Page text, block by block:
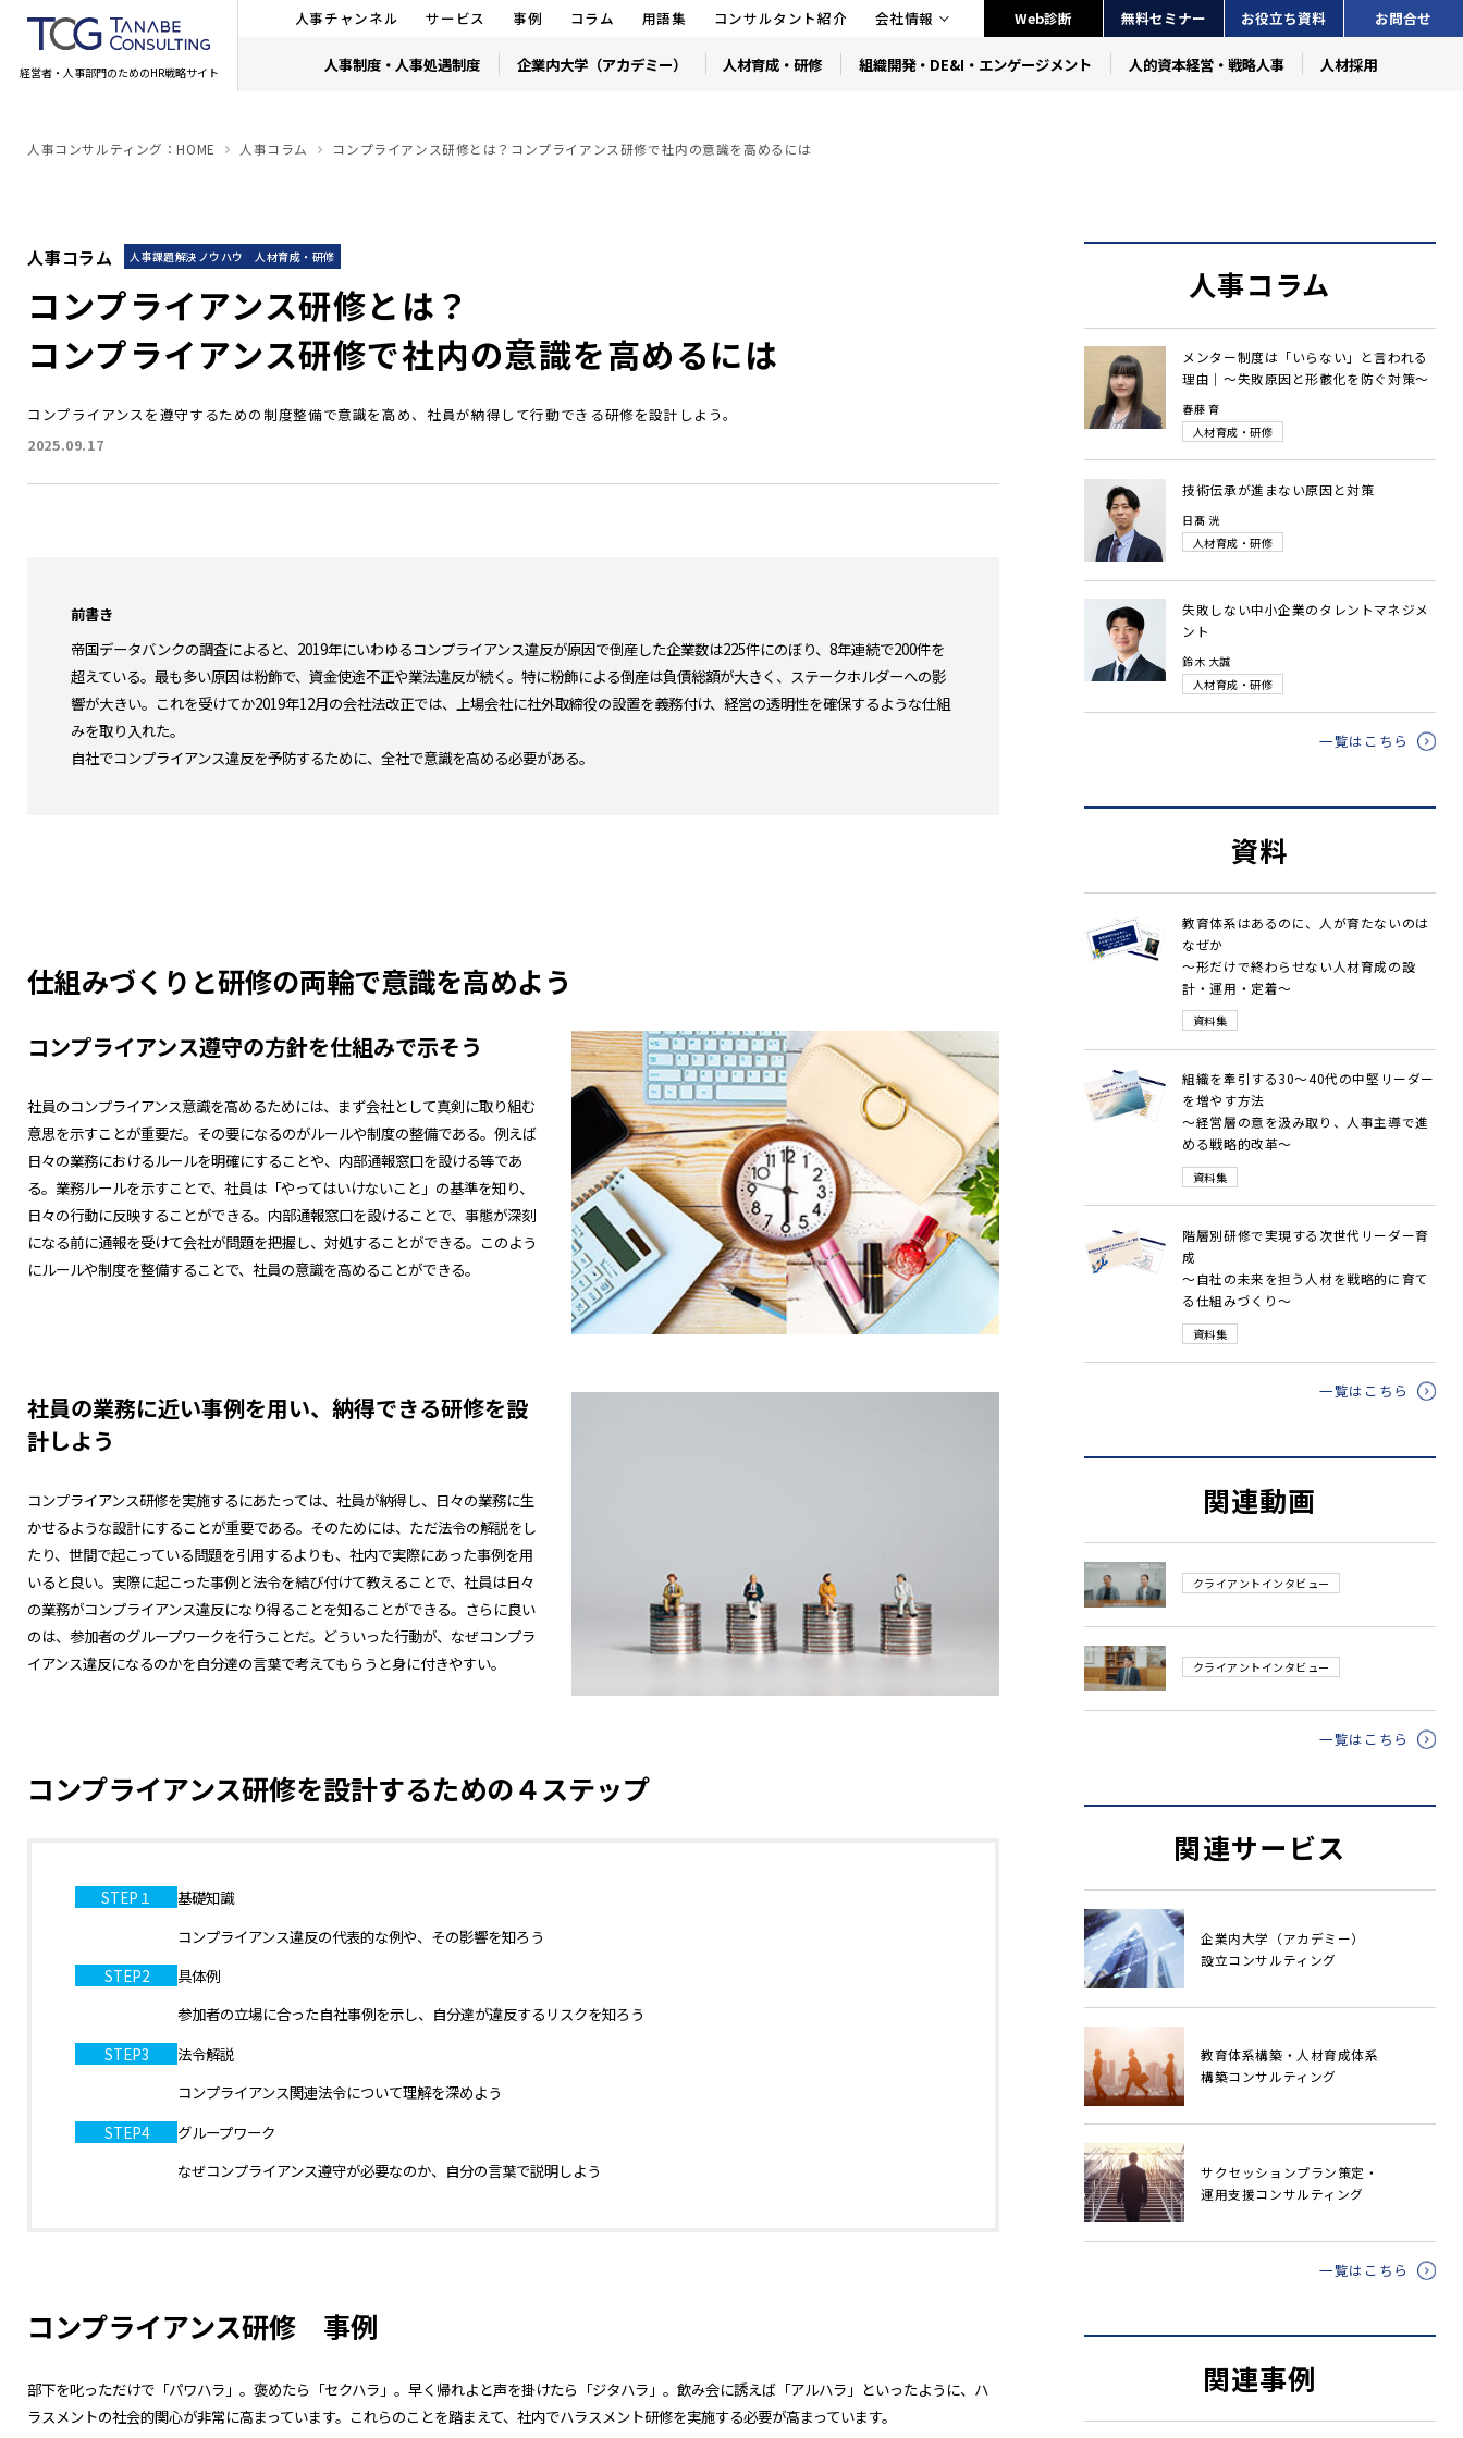
経営者・人事部門のためのHR戦略サイト
人事チャンネル サービス 事例 コラム 用語集 コンサルタント紹介 会社情報 Web診断 無料セミナー お役立ち資料 お問合せ
人事制度・人事処遇制度 企業内大学（アカデミー） 人材育成・研修 組織開発・DE&I・エンゲージメント 人的資本経営・戦略人事 人材採用
人事コンサルティング：HOME 人事コラム コンプライアンス研修とは？コンプライアンス研修で社内の意識を高めるには
人事コラム 人事課題解決ノウハウ 人材育成・研修
コンプライアンス研修とは？
コンプライアンス研修で社内の意識を高めるには
コンプライアンスを遵守するための制度整備で意識を高め、社員が納得して行動できる研修を設計しよう。
2025.09.17
前書き
帝国データバンクの調査によると、2019年にいわゆるコンプライアンス違反が原因で倒産した企業数は225件にのぼり、8年連続で200件を
超えている。最も多い原因は粉飾で、資金使途不正や業法違反が続く。特に粉飾による倒産は負債総額が大きく、ステークホルダーへの影
響が大きい。これを受けてか2019年12月の会社法改正では、上場会社に社外取締役の設置を義務付け、経営の透明性を確保するような仕組
みを取り入れた。
自社でコンプライアンス違反を予防するために、全社で意識を高める必要がある。
仕組みづくりと研修の両輪で意識を高めよう
コンプライアンス遵守の方針を仕組みで示そう
社員のコンプライアンス意識を高めるためには、まず会社として真剣に取り組む
意思を示すことが重要だ。その要になるのがルールや制度の整備である。例えば
日々の業務におけるルールを明確にすることや、内部通報窓口を設ける等であ
る。業務ルールを示すことで、社員は「やってはいけないこと」の基準を知り、
日々の行動に反映することができる。内部通報窓口を設けることで、事態が深刻
になる前に通報を受けて会社が問題を把握し、対処することができる。このよう
にルールや制度を整備することで、社員の意識を高めることができる。
社員の業務に近い事例を用い、納得できる研修を設
計しよう
コンプライアンス研修を実施するにあたっては、社員が納得し、日々の業務に生
かせるような設計にすることが重要である。そのためには、ただ法令の解説をし
たり、世間で起こっている問題を引用するよりも、社内で実際にあった事例を用
いると良い。実際に起こった事例と法令を結び付けて教えることで、社員は日々
の業務がコンプライアンス違反になり得ることを知ることができる。さらに良い
のは、参加者のグループワークを行うことだ。どういった行動が、なぜコンプラ
イアンス違反になるのかを自分達の言葉で考えてもらうと身に付きやすい。
コンプライアンス研修を設計するための４ステップ
STEP１
基礎知識
コンプライアンス違反の代表的な例や、その影響を知ろう
STEP2
具体例
参加者の立場に合った自社事例を示し、自分達が違反するリスクを知ろう
STEP3
法令解説
コンプライアンス関連法令について理解を深めよう
STEP4
グループワーク
なぜコンプライアンス遵守が必要なのか、自分の言葉で説明しよう
コンプライアンス研修 事例
部下を叱っただけで「パワハラ」。褒めたら「セクハラ」。早く帰れよと声を掛けたら「ジタハラ」。飲み会に誘えば「アルハラ」といったように、ハ
ラスメントの社会的関心が非常に高まっています。これらのことを踏まえて、社内でハラスメント研修を実施する必要が高まっています。
人事コラム
メンター制度は「いらない」と言われる
理由｜～失敗原因と形骸化を防ぐ対策～
春藤 育
人材育成・研修
技術伝承が進まない原因と対策
日髙 洸
人材育成・研修
失敗しない中小企業のタレントマネジメ
ント
鈴木 大誠
人材育成・研修
一覧はこちら
資料
教育体系はあるのに、人が育たないのは
なぜか
～形だけで終わらせない人材育成の設
計・運用・定着～
資料集
組織を牽引する30～40代の中堅リーダー
を増やす方法
～経営層の意を汲み取り、人事主導で進
める戦略的改革～
資料集
階層別研修で実現する次世代リーダー育
成
～自社の未来を担う人材を戦略的に育て
る仕組みづくり～
資料集
一覧はこちら
関連動画
クライアントインタビュー
クライアントインタビュー
一覧はこちら
関連サービス
企業内大学（アカデミー）
設立コンサルティング
教育体系構築・人材育成体系
構築コンサルティング
サクセッションプラン策定・
運用支援コンサルティング
一覧はこちら
関連事例